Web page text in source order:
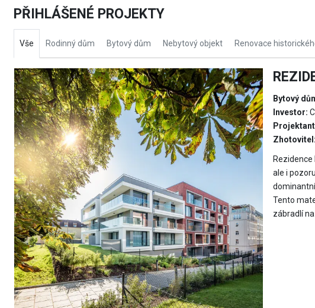
PŘIHLÁŠENÉ PROJEKTY
Vše Rodinný dům Bytový dům Nebytový objekt Renovace
Bytový
Investor:
Zhotovitel:
ale i
Tento
zábradlí